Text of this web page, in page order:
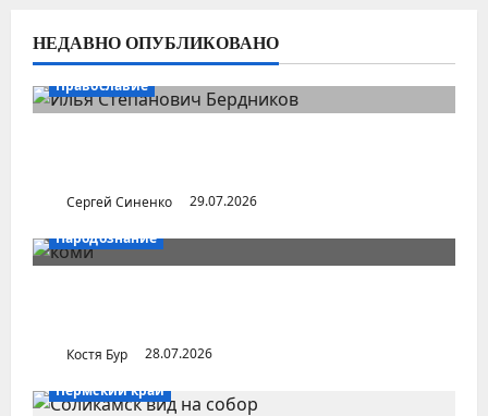
НЕДАВНО ОПУБЛИКОВАНО
Православие
Сергей Синенко
29.07.2026
Народознание
Костя Бур
28.07.2026
Пермский край